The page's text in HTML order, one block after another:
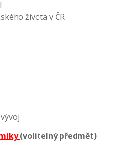
života v ČR
(volitelný předmět)